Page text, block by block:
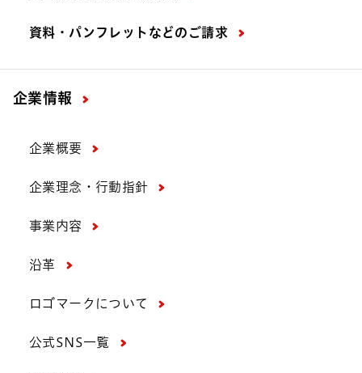
資料・パンフレットなどの ご請求
企業情報
企業概要
企業理念・行動指針
事業内容
沿革
ロゴマークについて
公式SNS一覧